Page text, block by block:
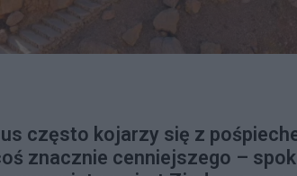
często kojarzy się z
znacznie cenniejszego –